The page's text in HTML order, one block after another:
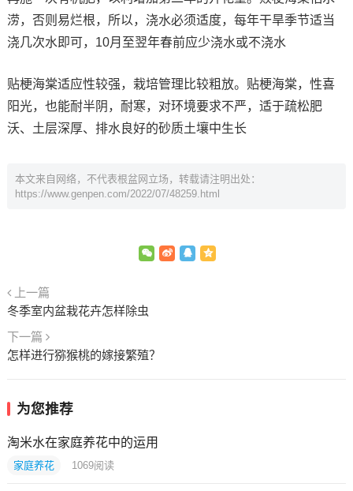
涝，否则易烂根，所以，浇水必须适度，每年干旱季节适当
浇几次水即可，10月至翌年春前应少浇水或不浇水
贴梗海棠适应性较强，栽培管理比较粗放。贴梗海棠，性喜
阳光，也能耐半阴，耐寒，对环境要求不严，适于疏松肥
沃、土层深厚、排水良好的砂质土壤中生长
本文来自网络，不代表根盆网立场，转载请注明出处：
https://www.genpen.com/2022/07/48259.html
上一篇
冬季室内盆栽花卉怎样除虫
下一篇
怎样进行猕猴桃的嫁接繁殖？
为您推荐
淘米水在家庭养花中的运用
家庭养花 1069阅读